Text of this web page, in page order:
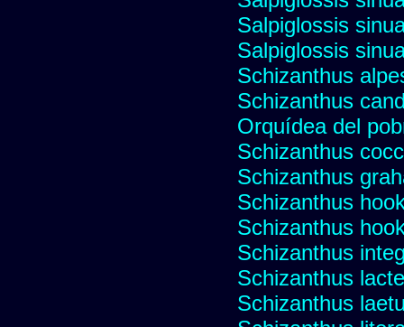
Salpiglossis
Salpiglossis
Schizanthus
Schizanthus
Orquídea del
Schizanthus
Schizanthus
Schizanthus
Schizanthus
Schizanthus
Schizanthus
Schizanthus